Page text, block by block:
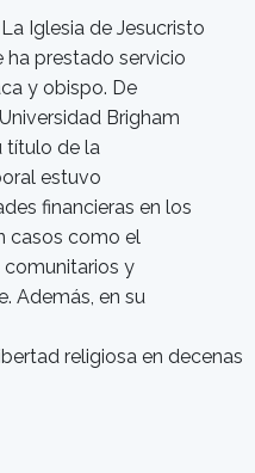
Iglesia de Jesucristo
ha prestado servicio
y obispo. De
Brigham
título de la
estuvo
financieras en los
casos como el
comunitarios y
Además, en su
religiosa en decenas